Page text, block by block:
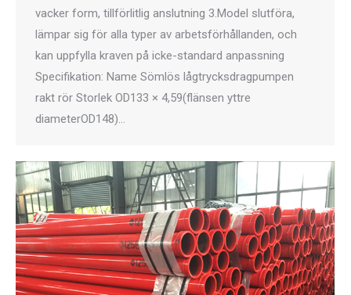
vacker form, tillförlitlig anslutning 3.Model slutföra,
lämpar sig för alla typer av arbetsförhållanden, och
kan uppfylla kraven på icke-standard anpassning
Specifikation: Name Sömlös lågtrycksdragpumpen
rakt rör Storlek OD133 × 4,59(flänsen yttre
diameterOD148)…